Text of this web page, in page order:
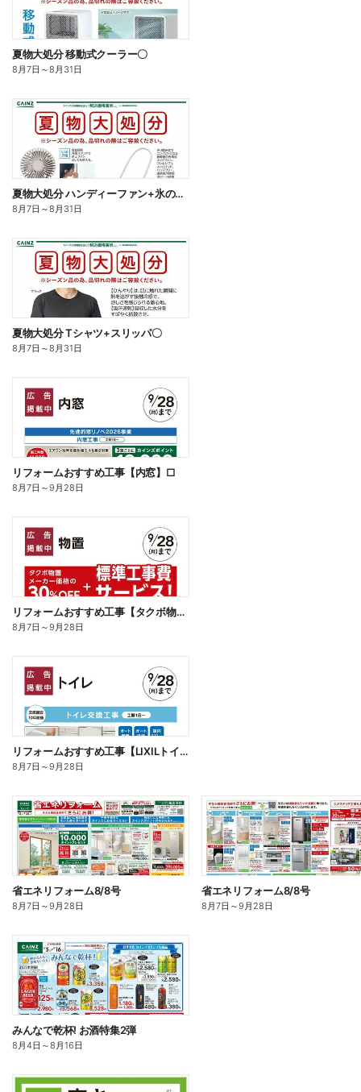
夏物大処分 移動式クーラー〇
8月7日 ～8月31日
夏物大処分 ハンディーファン+氷のう〇
8月7日 ～8月31日
夏物大処分 Tシャツ+スリッパ〇
8月7日 ～8月31日
リフォームおすすめ工事【内窓】□
8月7日 ～9月28日
リフォームおすすめ工事【タクボ物置】□
8月7日 ～9月28日
リフォームおすすめ工事【LIXILトイレ】□
8月7日 ～9月28日
省エネリフォーム8/8号
8月7日 ～9月28日
省エネリフォーム8/8号
8月7日 ～9月28日
みんなで乾杯! お酒特集2弾
8月4日 ～8月16日